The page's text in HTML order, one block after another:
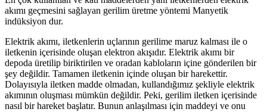
akımı geçmesini sağlayan gerilim üretme yöntemi Manyetik
indüksiyon dur.
Elektrik akımı, iletkenlerin uçlarının gerilime maruz kalması ile o
iletkenin içerisinde oluşan elektron akışıdır. Elektrik akımı bir
depoda üretilip biriktirilen ve oradan kabloların içine gönderilen bir
şey değildir. Tamamen iletkenin içinde oluşan bir harekettir.
Dolayısıyla iletken madde olmadan, kullandığımız şekliyle elektrik
akımının oluşması mümkün değildir. Peki, gerilim iletken içerisinde
nasıl bir hareket başlatır. Bunun anlaşılması için maddeyi ve onu